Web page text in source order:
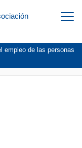
empleo de las personas